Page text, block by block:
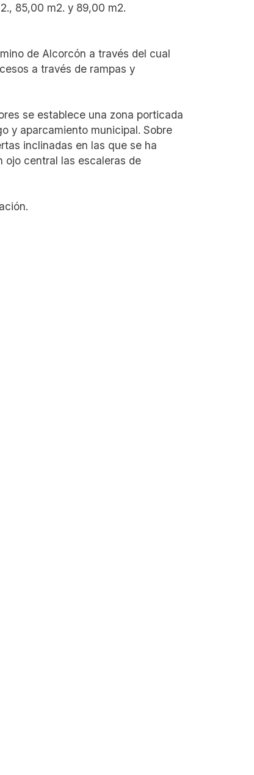
85,00 m2. y 89,00 m2.
de Alcorcón a través del cual
a través de rampas y
se establece una zona porticada
y aparcamiento municipal. Sobre
inclinadas en las que se ha
ojo central las escaleras de